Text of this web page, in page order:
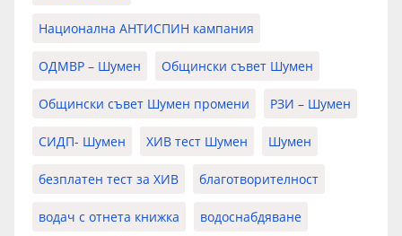
Национална АНТИСПИН кампания
ОДМВР – Шумен Общински съвет Шумен
Общински съвет Шумен промени РЗИ – Шумен
СИДП- Шумен ХИВ тест Шумен Шумен
безплатен тест за ХИВ благотворителност
водач с отнета книжка водоснабдяване